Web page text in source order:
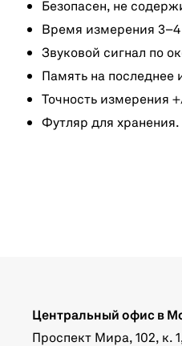
Безопасен, не
Время измерения
Звуковой сигнал по
Память на последнее
Точность измерения
Футляр для хранения.
Центральный офис в
Проспект Мира, 102, к.